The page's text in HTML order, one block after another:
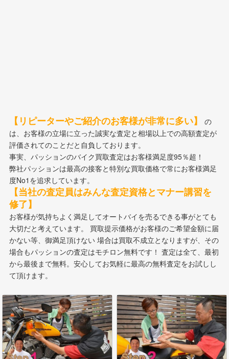
【リピーターやご紹介のお客様が非常に多い】
は、お客様の立場に立った誠実な査定と相場以上での高額査定が
評価されてのことだと自負しております。
事実、パッションのバイク買取査定はお客様満足度95％超！
弊社パッションは最高の接客と特別な買取価格で常にお客様満足
度No1を追求しています。
【当社の査定員はみんな査定資格とマナー講習を
修了】
お客様が気持ちよく満足してオートバイを売るできる事がとても
大切だと考えています。 買取提示価格がお客様のご希望金額に届
かない等、御満足頂けない 場合は買取不成立となりますが、その
場合もパッションの査定はモチロン無料です！ 査定は全て、最初
から最後まで無料。安心してお気軽に最高の無料査定をお試しし
て頂けます。